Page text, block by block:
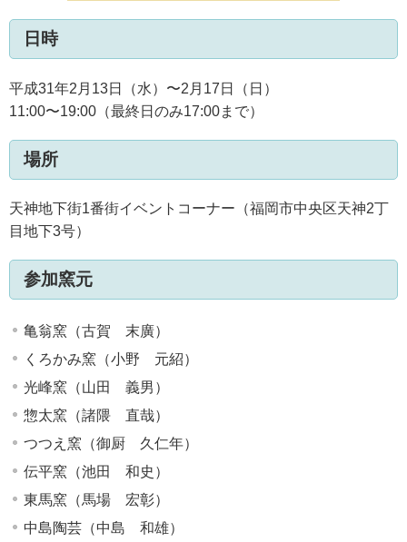
日時
平成31年2月13日（水）〜2月17日（日）
11:00〜19:00（最終日のみ17:00まで）
場所
天神地下街1番街イベントコーナー（福岡市中央区天神2丁
目地下3号）
参加窯元
亀翁窯（古賀 末廣）
くろかみ窯（小野 元紹）
光峰窯（山田 義男）
惣太窯（諸隈 直哉）
つつえ窯（御厨 久仁年）
伝平窯（池田 和史）
東馬窯（馬場 宏彰）
中島陶芸（中島 和雄）